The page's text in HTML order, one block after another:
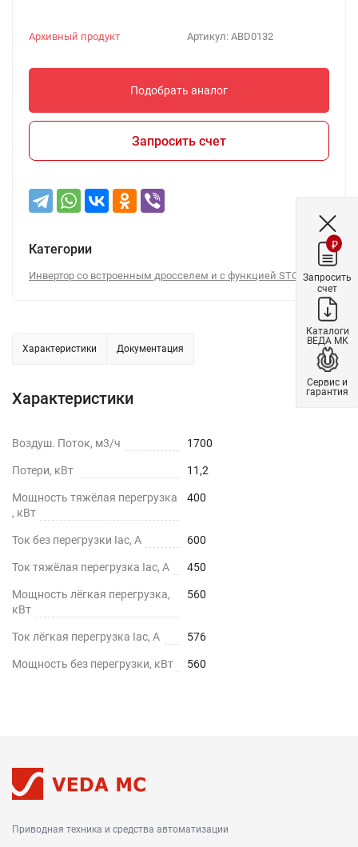
Артикул: ABD0132
Архивный продукт
Подобрать аналог
Запросить счет
Категории
Инвертор со встроенным дросселем и с функцией STO
Характеристики Документация
Характеристики
Воздуш. Поток, м3/ч 1700
Потери, кВт 11,2
Мощность тяжёлая перегрузка
, кВт
400
Ток без перегрузки Iac, А 600
Ток тяжёлая перегрузка Iac, А 450
Мощность лёгкая перегрузка,
кВт
560
Ток лёгкая перегрузка Iac, А 576
Мощность без перегрузки, кВт 560
Приводная техника и средства автоматизации
₽
Запросить
счет
Каталоги
ВЕДА МК
Сервис и
гарантия